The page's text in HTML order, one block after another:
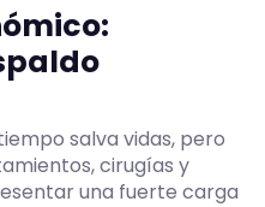
salva vidas, pero
cirugías y
una fuerte carga